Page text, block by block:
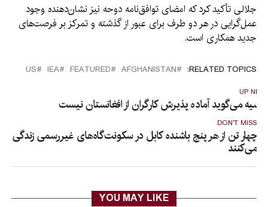
جلالی تأکید کرد که امضای توافق‌نامه دوحه نیز نشان‌دهنده وجود
عمل‌گرایی در هر دو طرف برای عبور از گذشته و تمرکز بر فرصت‌های
جدید همکاری است.
RELATED TOPICS:
AFGHANISTAN
FEATURED
IEA
US
UP
می‌گوید آماده پذیرش کارگران از افغانستان نیست
DON'T MISS
چهار تن از هر پنج باشنده کابل در سکونت‌گاه‌های غیررسمی زندگی
می‌کنند
YOU MAY LIKE